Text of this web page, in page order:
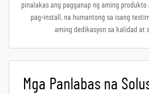
pinalakas ang pagganap ng aming
pag-install, na humantong sa isang
aming dedikasyon sa kalidad at
Mga Panlabas na